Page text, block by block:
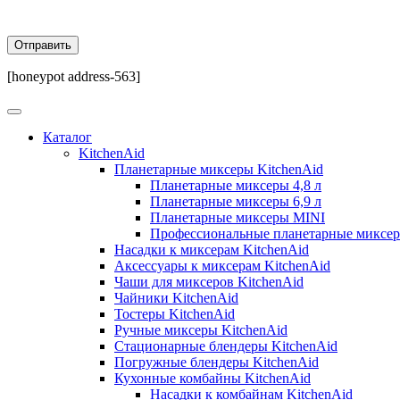
[honeypot address-563]
Каталог
KitchenAid
Планетарные миксеры KitchenAid
Планетарные миксеры 4,8 л
Планетарные миксеры 6,9 л
Планетарные миксеры MINI
Профессиональные планетарные
Насадки к миксерам KitchenAid
Аксессуары к миксерам KitchenAid
Чаши для миксеров KitchenAid
Чайники KitchenAid
Тостеры KitchenAid
Ручные миксеры KitchenAid
Стационарные блендеры KitchenAid
Погружные блендеры KitchenAid
Кухонные комбайны KitchenAid
Насадки к комбайнам KitchenAid